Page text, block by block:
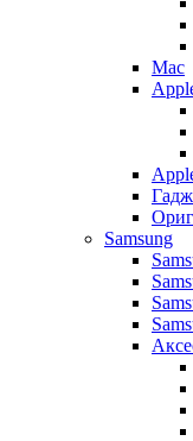
Mac
Samsung